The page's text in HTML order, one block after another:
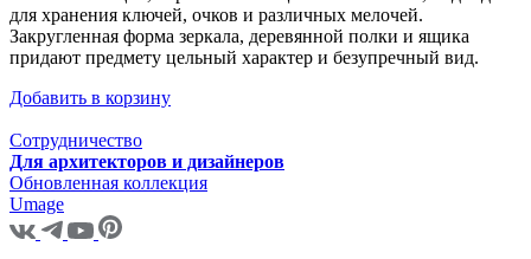
для хранения ключей, очков и различных мелочей.
Закругленная форма зеркала, деревянной полки и ящика
придают предмету цельный характер и безупречный вид.
Добавить в корзину
Сотрудничество
Для архитекторов и дизайнеров
Обновленная коллекция
Umage